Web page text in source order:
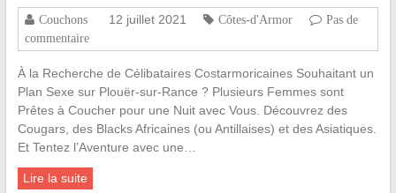
Couchons 12 juillet 2021 Côtes-d'Armor
Pas de
commentaire
À la Recherche de Célibataires Costarmoricaines Souhaitant un
Plan Sexe sur Plouër-sur-Rance ? Plusieurs Femmes sont
Prêtes à Coucher pour une Nuit avec Vous. Découvrez des
Cougars, des Blacks Africaines (ou Antillaises) et des Asiatiques.
Et Tentez l’Aventure avec une…
Lire la suite